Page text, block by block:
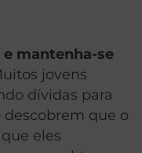
e mantenha-se
jovens
dívidas para
que o
eles